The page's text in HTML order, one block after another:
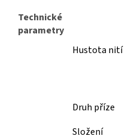
Technické
parametry
Hustota nití
Druh příze
Složení